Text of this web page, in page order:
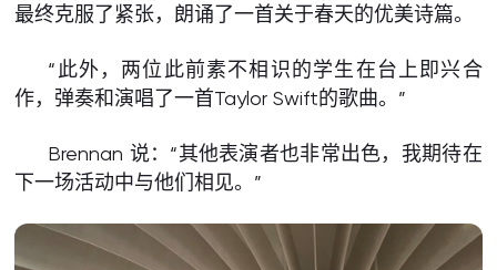
最终克服了紧张，朗诵了一首关于春天的优美诗篇。
“此外，两位此前素不相识的学生在台上即兴合
作，弹奏和演唱了一首Taylor Swift的歌曲。”
Brennan 说：“其他表演者也非常出色，我期待在
下一场活动中与他们相见。”